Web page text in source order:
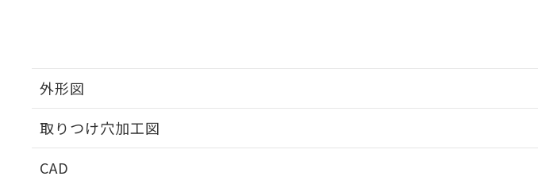
外形図
取りつけ穴加工図
CAD